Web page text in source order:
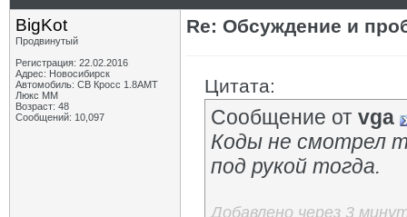
BigKot
Продвинутый
Регистрация: 22.02.2016
Адрес: Новосибирск
Автомобиль: СВ Кросс 1.8АМТ
Люкс ММ
Возраст: 48
Сообщений: 10,097
Re: Обсуждение и
Цитата:
Сообщение от vga
Коды не смотрел
под рукой тогда.
Добавлено через 3